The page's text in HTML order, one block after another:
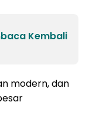
Kembali
modern, dan